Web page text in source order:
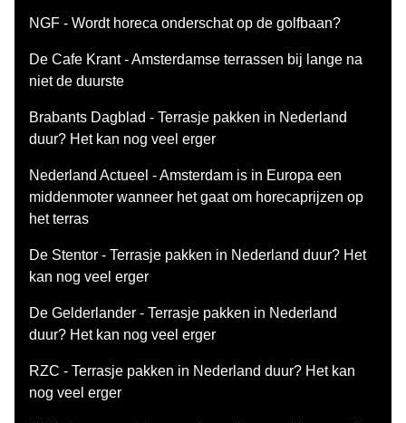
NGF - Wordt horeca onderschat op de golfbaan?
De Cafe Krant - Amsterdamse terrassen bij lange na
niet de duurste
Brabants Dagblad - Terrasje pakken in Nederland
duur? Het kan nog veel erger
Nederland Actueel - Amsterdam is in Europa een
middenmoter wanneer het gaat om horecaprijzen op
het terras
De Stentor - Terrasje pakken in Nederland duur? Het
kan nog veel erger
De Gelderlander - Terrasje pakken in Nederland
duur? Het kan nog veel erger
RZC - Terrasje pakken in Nederland duur? Het kan
nog veel erger